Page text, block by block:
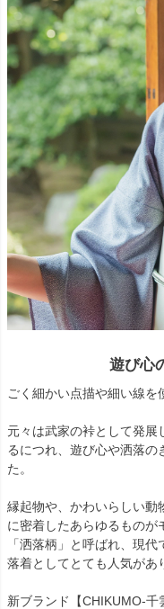
遊び心
ごく細かい点描や細い線を
元々は武家の裃として発展
るにつれ、遊び心や洒落の
た。
縁起物や、かわいらしい動
に密着したあらゆるものが
「洒落柄」と呼ばれ、現
落着としてとても人気があ
新ブランド【CHIKUMO-千